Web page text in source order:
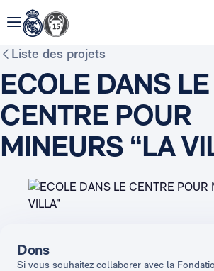
Liste des projets
ECOLE DANS LE
CENTRE POUR
MINEURS “LA
Dons
Si vous souhaitez collaborer avec la